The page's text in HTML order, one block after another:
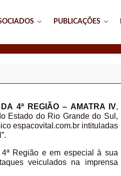
PUBLICAÇÕES
4ª REGIÃO – AMATRA IV,
Estado do Rio Grande do Sul,
espacovital.com.br intituladas
Região e em especial à sua
veiculados na imprensa